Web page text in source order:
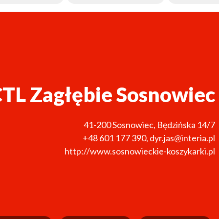
Zagłębie Sosnowiec
41-200Sosnowiec, Będzińska 14/7
+48 601 177 390, dyr.jas@interia.pl
http://www.sosnowieckie-koszykarki.pl